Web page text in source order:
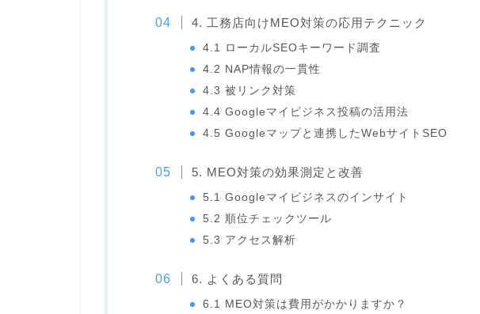
4. 工務店向けMEO対策の応用テクニック
4.1 ローカルSEOキーワード調査
4.2 NAP情報の一貫性
4.3 被リンク対策
4.4 Googleマイビジネス投稿の活用法
4.5 Googleマップと連携したWebサイトSEO
5. MEO対策の効果測定と改善
5.1 Googleマイビジネスのインサイト
5.2 順位チェックツール
5.3 アクセス解析
6. よくある質問
6.1 MEO対策は費用がかかりますか？